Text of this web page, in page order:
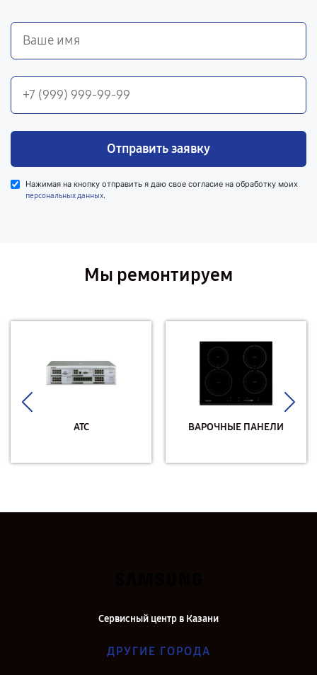
Отправить заявку
Нажимая на кнопку отправить я даю свое согласие на обработку моих
персональных данных.
Мы ремонтируем
АТС ВАРОЧНЫЕ ПАНЕЛИ
Сервисный центр в Казани
ДРУГИЕ ГОРОДА